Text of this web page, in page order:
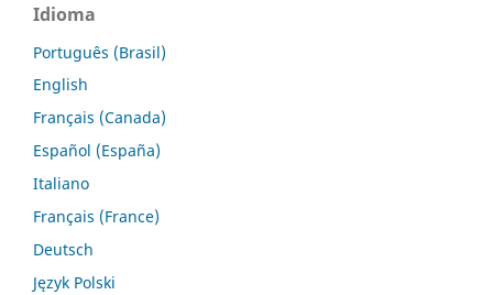
Idioma
Português (Brasil)
English
Français (Canada)
Español (España)
Italiano
Français (France)
Deutsch
Język Polski